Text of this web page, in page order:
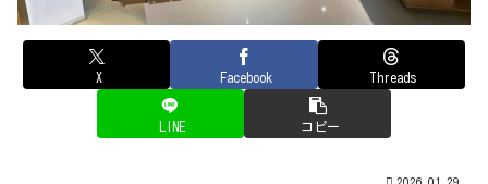
X Facebook Threads
LINE コピー